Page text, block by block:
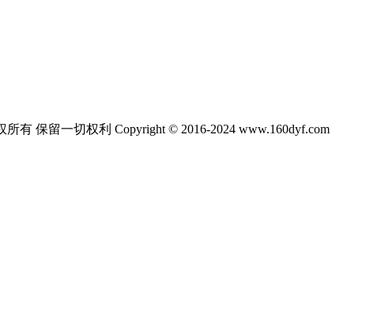
有 保留一切权利 Copyright © 2016-2024 www.160dyf.com